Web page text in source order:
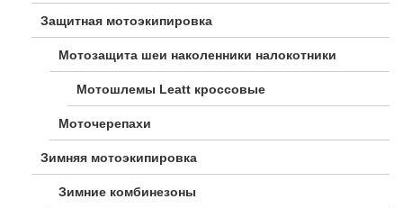
Защитная мотоэкипировка
Мотозащита шеи наколенники налокотники
Мотошлемы Leatt кроссовые
Моточерепахи
Зимняя мотоэкипировка
Зимние комбинезоны